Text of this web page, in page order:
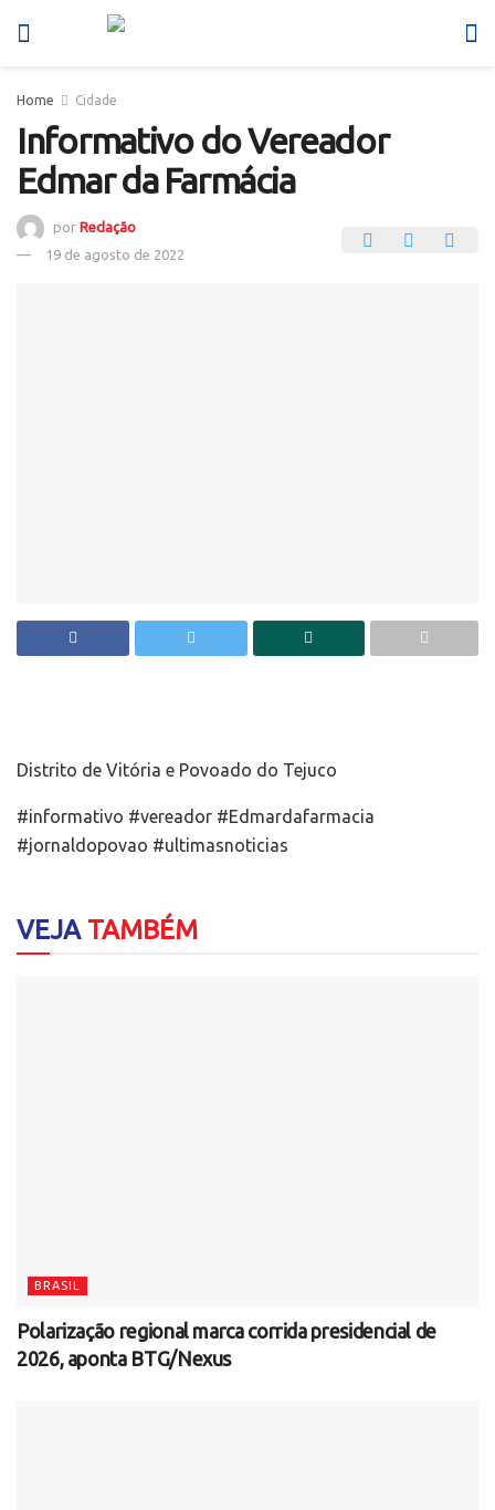
Home Cidade
Informativo do Vereador
Edmar da Farmácia
por Redação
19 de agosto de 2022
Distrito de Vitória e Povoado do Tejuco
#informativo #vereador #Edmardafarmacia
#jornaldopovao #ultimasnoticias
VEJATAMBÉM
BRASIL
Polarização regional marca corrida presidencial de
2026, aponta BTG/Nexus